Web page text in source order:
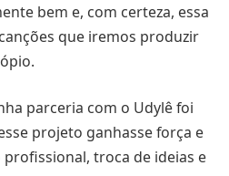
bem e, com certeza, essa
que iremos produzir
parceria com o Udylê foi
projeto ganhasse força e
troca de ideias e